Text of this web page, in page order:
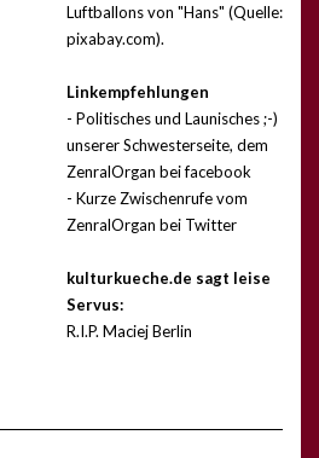
Luftballons von "Hans" (Quelle:
pixabay.com).
Linkempfehlungen
- Politisches und Launisches ;-)
unserer Schwesterseite, dem
ZenralOrgan bei facebook
- Kurze Zwischenrufe vom
ZenralOrgan bei Twitter
kulturkueche.de sagt leise
Servus:
R.I.P. Maciej Berlin